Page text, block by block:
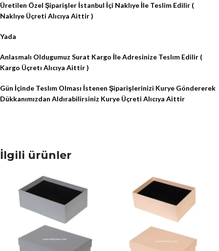
Üretilen Özel Şiparişler İstanbul İçi Naklıye İle Teslim Edilir (
Naklıye Üçreti Alıcıya Aittir )
Yada
Anlasmalı Oldugumuz Surat Kargo İle Adresinize Teslım Edilir (
Kargo Üçretı Alıcıya Aittir )
Gün İçinde Teslım Olması İstenen Şiparişlerinizi Kurye Göndererek
Dükkanımızdan Aldırabilirsiniz Kurye Üçreti Alıcıya Aittir
İlgili ürünler